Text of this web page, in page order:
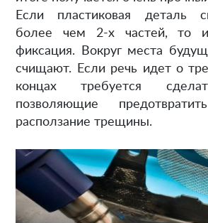
Если пластиковая деталь
более чем 2-х частей, то
фиксация. Вокруг места
счищают. Если речь идет о
концах требуется
позволяющие
расползание трещины.